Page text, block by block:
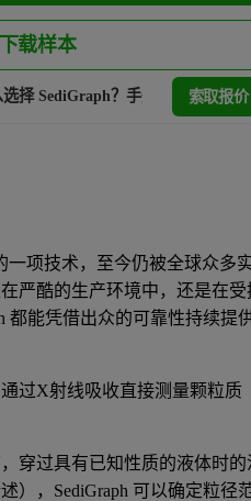
下载样本
选择 SediGraph？手册和软件索取报价
一项技术，至今仍被全球众多
严酷的生产环境中，还是在受
都能凭借出众的可靠性持续提
过X射线吸收直接测量颗粒质
穿过具有已知性质的液体时的
），SediGraph 可以确定粒径